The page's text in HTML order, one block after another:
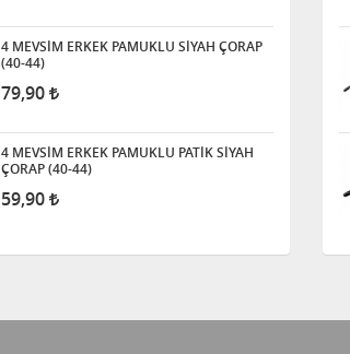
4 MEVSİM ERKEK PAMUKLU SİYAH ÇORAP
(40-44)
79,90
4 MEVSİM ERKEK PAMUKLU PATİK SİYAH
ÇORAP (40-44)
59,90